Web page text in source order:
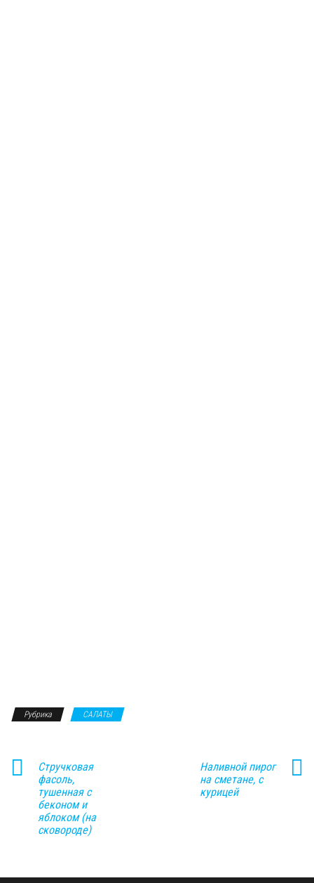
Рубрика САЛАТЫ
Стручковая
фасоль,
тушенная с
беконом и
яблоком (на
сковороде)
Наливной пирог
на сметане, с
курицей